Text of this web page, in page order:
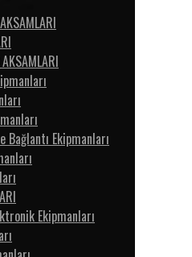
Bağlantı Ekipmanları
Ekipmanları